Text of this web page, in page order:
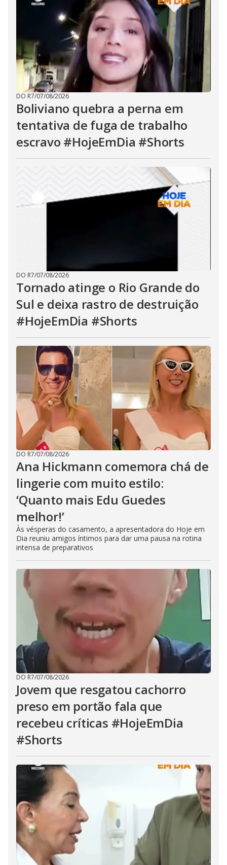
DO R7/07/08/2026
Boliviano quebra a perna em
tentativa de fuga de trabalho
escravo #HojeEmDia #Shorts
DO R7/07/08/2026
Tornado atinge o Rio Grande do
Sul e deixa rastro de destruição
#HojeEmDia #Shorts
DO R7/07/08/2026
Ana Hickmann comemora chá de
lingerie com muito estilo:
‘Quanto mais Edu Guedes
melhor!’
Às vésperas do casamento, a apresentadora do Hoje em
Dia reuniu amigos íntimos para dar uma pausa na rotina
intensa de preparativos
DO R7/07/08/2026
Jovem que resgatou cachorro
preso em portão fala que
recebeu críticas #HojeEmDia
#Shorts